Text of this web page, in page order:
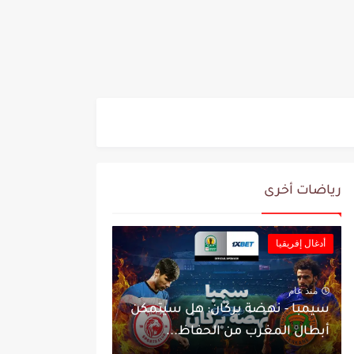
رياضات أخرى
أدغال إفريقيا
منذ عام
سيمبا - نهضة بركان: هل سيتمكن
أبطال المغرب من الحفاظ...